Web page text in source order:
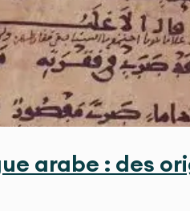
arabe : des